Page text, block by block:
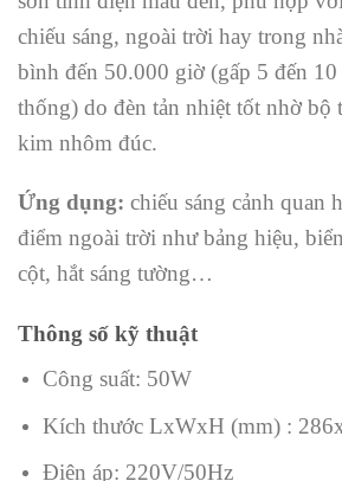
chiếu sáng, ngoài trời hay trong
bình đến 50.000 giờ (gấp 5 đến 10
thống) do đèn tản nhiệt tốt nhờ bộ
kim nhôm đúc.
Ứng dụng: chiếu sáng cảnh quan
điểm ngoài trời như bảng hiệu,
cột, hắt sáng tường…
Thông số kỹ thuật
Công suất: 50W
Kích thước LxWxH (mm) :
Điện áp: 220V/50Hz